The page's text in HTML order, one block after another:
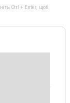
Ctrl + Enter, щоб